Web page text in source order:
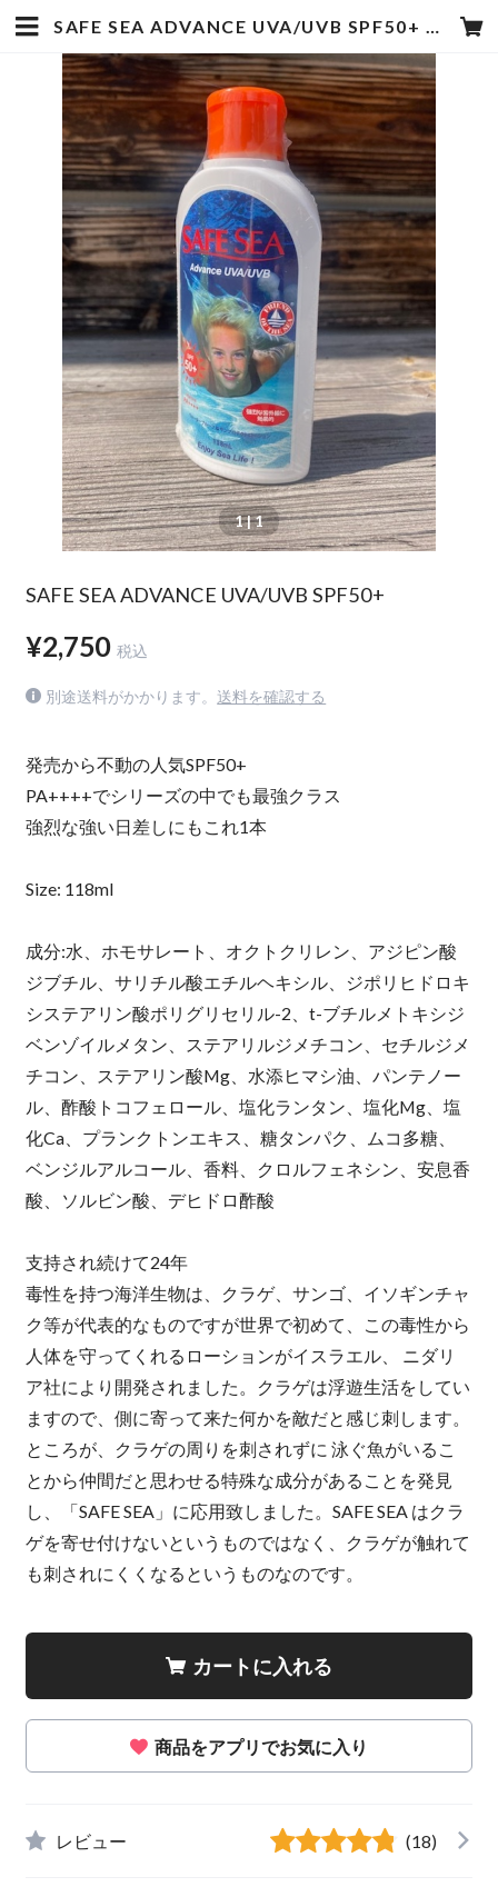
SAFE SEA ADVANCE UVA/UVB SPF50+ | hotstyle TOYOOKA
1| 1
SAFE SEA ADVANCE UVA/UVB SPF50+
¥2,750 税込
別途送料がかかります。 送料を確認する
発売から不動の人気SPF50+
PA++++でシリーズの中でも最強クラス
強烈な強い日差しにもこれ1本
Size: 118ml
成分:水、ホモサレート、オクトクリレン、アジピン酸
ジブチル、サリチル酸エチルヘキシル、ジポリヒドロキ
システアリン酸ポリグリセリル-2、t-ブチルメトキシジ
ベンゾイルメタン、ステアリルジメチコン、セチルジメ
チコン、ステアリン酸Mg、水添ヒマシ油、パンテノー
ル、酢酸トコフェロール、塩化ランタン、塩化Mg、塩
化Ca、プランクトンエキス、糖タンパク、ムコ多糖、
ベンジルアルコール、香料、クロルフェネシン、安息香
酸、ソルビン酸、デヒドロ酢酸
支持され続けて24年
毒性を持つ海洋生物は、クラゲ、サンゴ、イソギンチャ
ク等が代表的なものですが世界で初めて、この毒性から
人体を守ってくれるローションがイスラエル、 ニダリ
ア社により開発されました。クラゲは浮遊生活をしてい
ますので、側に寄って来た何かを敵だと感じ刺します。
ところが、クラゲの周りを刺されずに 泳ぐ魚がいるこ
とから仲間だと思わせる特殊な成分があることを発見
し、「SAFE SEA」に応用致しました。SAFE SEA はクラ
ゲを寄せ付けないというものではなく、クラゲが触れて
も刺されにくくなるというものなのです。
カートに入れる
商品をアプリでお気に入り
レビュー (18)